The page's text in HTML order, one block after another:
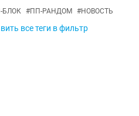
БЛОК #ПП-РАНДОМ #НОВОСТЬ
все теги в фильтр